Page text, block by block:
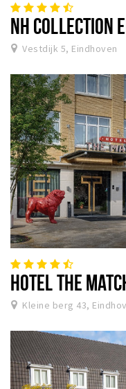
NH COLLECTION
Vestdijk 5, Eindhoven
HOTEL THE
Kleine berg 43,